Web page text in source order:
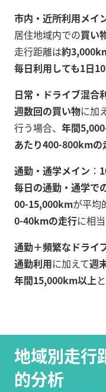
市内・近所利用メイ
居住地域内での買い
走行距離は約
毎日利用しても1日
日常・ドライブ混合
週数回の買い物に加
行う場合、 年間
あたり400-800kmの
通勤・通学メイン ：
毎日の通勤・通学で
00-15,000kmが平均
0-40kmの走行に相当
通勤＋頻繁なドライ
通勤利用に加えて週
年間15,000km以上
地域別走行
的分析